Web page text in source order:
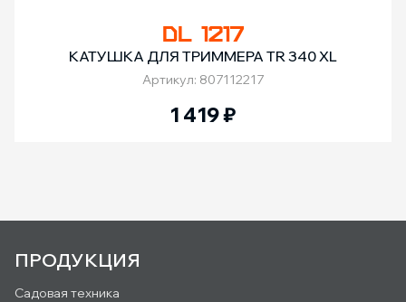
DL 1217
КАТУШКА ДЛЯ ТРИММЕРА TR 340 XL
Артикул: 807112217
1 419₽
ПРОДУКЦИЯ
Садовая техника